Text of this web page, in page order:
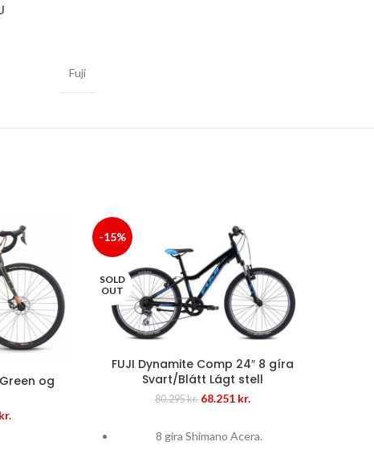
Fuji
og
kr.
-15%
SOLD
OUT
FUJI Dynamite Comp 24″ 8 gíra
Svart/Blátt Lágt stell
80.295kr. Original
80.295 kr..
68.251 kr.
68.251 kr..
8 gíra Shimano Acera.